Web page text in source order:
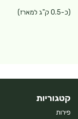
(כ-0.5 ק"ג למארז)
קטגוריות
פירות